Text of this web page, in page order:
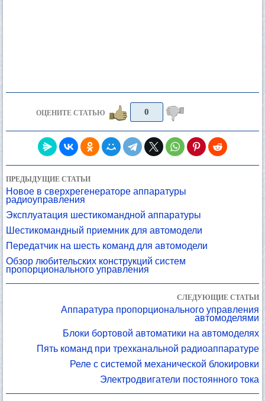
ОЦЕНИТЕ СТАТЬЮ 0
ПРЕДЫДУЩИЕ СТАТЬИ
Новое в сверхрегенераторе аппаратуры
радиоуправления
Эксплуатация шестикомандной аппаратуры
Шестикомандный приемник для автомодели
Передатчик на шесть команд для автомодели
Обзор любительских конструкций систем
пропорционального управления
СЛЕДУЮЩИЕ СТАТЬИ
Аппаратура пропорционального управления
автомоделями
Блоки бортовой автоматики на автомоделях
Пять команд при трехканальной радиоаппаратуре
Реле с системой механической блокировки
Электродвигатели постоянного тока